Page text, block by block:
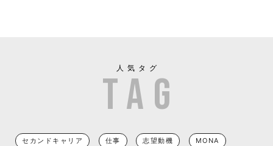
人気タグ
セカンドキャリア 仕事 志望動機 MONA